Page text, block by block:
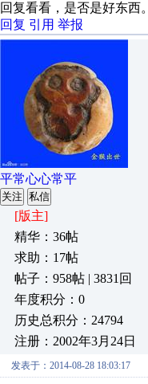
回复看看，是否是好东西。
回复 引用 举报
平常心心常平
关注 私信
[版主]
精华：36帖
求助：17帖
帖子：958帖 | 3831回
年度积分：0
历史总积分：24794
注册：2002年3月24日
发表于：2014-08-28 18:03:17